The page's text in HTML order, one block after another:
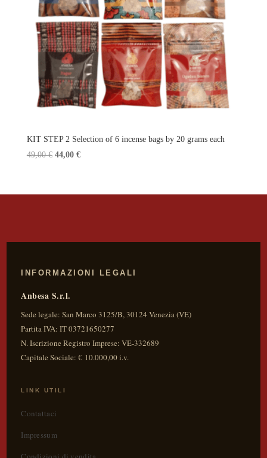
KIT STEP 2 Selection of 6 incense bags by 20 grams each
49,00€ Original
49,00 €.
44,00 €Current
44,00 €.
INFORMAZIONI LEGALI
Anbesa S.r.l.
Sede legale:San Marco 3125/B,30124 Venezia(VE)
Partita IVA:IT 03721650277
N. Iscrizione Registro Imprese: VE-332689
Capitale Sociale: € 10.000,00 i.v.
LINK UTILI
Contattaci
Impressum